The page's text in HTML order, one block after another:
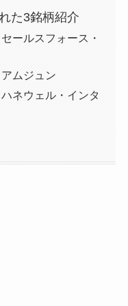
た3銘柄紹介
ールスフォース・
ムジュン
ネウェル・インタ